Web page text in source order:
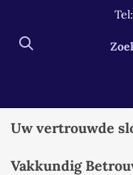
naar
Uw vertrouwde
Vakkundig